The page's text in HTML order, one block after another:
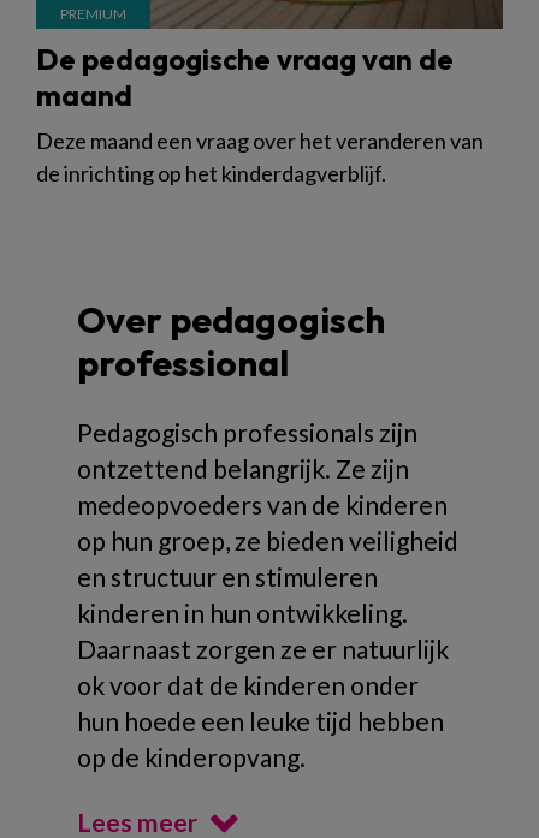
De pedagogische vraag van de
maand
Deze maand een vraag over het veranderen van
de inrichting op het kinderdagverblijf.
Over pedagogisch
professional
Pedagogisch professionals zijn
ontzettend belangrijk. Ze zijn
medeopvoeders van de kinderen
op hun groep, ze bieden veiligheid
en structuur en stimuleren
kinderen in hun ontwikkeling.
Daarnaast zorgen ze er natuurlijk
ok voor dat de kinderen onder
hun hoede een leuke tijd hebben
op de kinderopvang.
Lees meer